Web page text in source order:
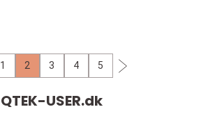
1 2 3 4 5
QTEK-USER.dk